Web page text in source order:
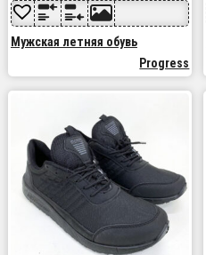
Мужская летняя обувь
Progress